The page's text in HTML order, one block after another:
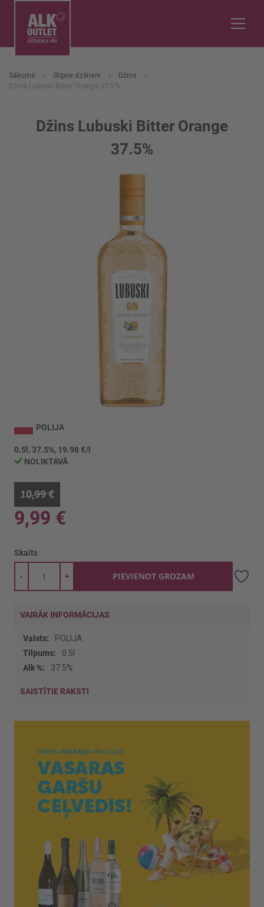
Sākums Stiprie dzērieni
Džins
Džins Lubuski Bitter Orange 37.5%
Džins Lubuski Bitter Orange
37.5%
uz
galerijas
sākumu
POLIJA
0.5l, 37.5%, 19.98 €/l
NOLIKTAVĀ
10,99 €
9,99 €
Skaits
+
- PIEVIENOT GROZAM
VAIRĀK INFORMĀCIJAS
Vairāk
informācijas
POLIJA
0.5l
37.5%
SAISTĪTIE RAKSTI